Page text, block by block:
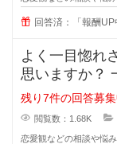
回答済：「報酬
よく一目惚れ
思いますか？
子なんていく
残り7件の回答募集
閲覧数：1.68K
恋愛観などの相談や悩